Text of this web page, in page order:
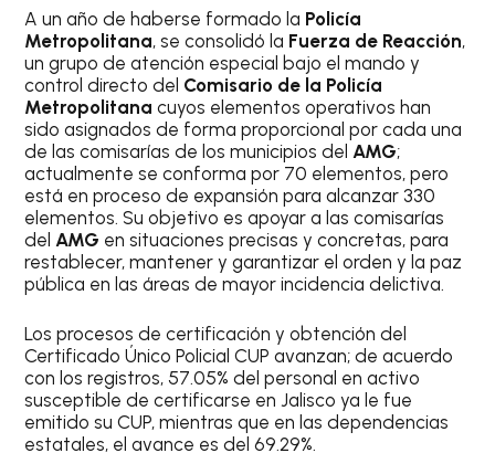
A un año de haberse formado la Policía
Metropolitana, se consolidó la Fuerza de Reacción,
un grupo de atención especial bajo el mando y
control directo del Comisario de la Policía
Metropolitana cuyos elementos operativos han
sido asignados de forma proporcional por cada una
de las comisarías de los municipios del AMG;
actualmente se conforma por 70 elementos, pero
está en proceso de expansión para alcanzar 330
elementos. Su objetivo es apoyar a las comisarías
del AMG en situaciones precisas y concretas, para
restablecer, mantener y garantizar el orden y la paz
pública en las áreas de mayor incidencia delictiva.
Los procesos de certificación y obtención del
Certificado Único Policial CUP avanzan; de acuerdo
con los registros, 57.05% del personal en activo
susceptible de certificarse en Jalisco ya le fue
emitido su CUP, mientras que en las dependencias
estatales, el avance es del 69.29%.